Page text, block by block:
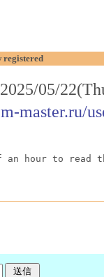
registered
05/
master.ru/
an hour to